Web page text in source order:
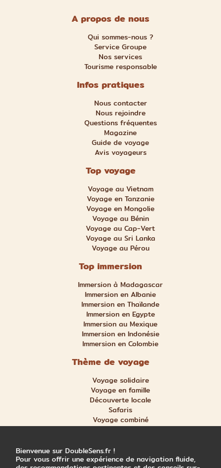
A propos de nous
Qui sommes-nous ?
Service Groupe
Nos services
Tourisme responsable
Infos pratiques
Nous contacter
Nous rejoindre
Questions fréquentes
Magazine
Guide de voyage
Avis voyageurs
Top voyage
Voyage au Vietnam
Voyage en Tanzanie
Voyage en Mongolie
Voyage au Bénin
Voyage au Cap-Vert
Voyage au Sri Lanka
Voyage au Pérou
Top immersion
Immersion à Madagascar
Immersion en Albanie
Immersion en Thaïlande
Immersion en Egypte
Immersion au Mexique
Immersion en Indonésie
Immersion en Colombie
Thème de voyage
Voyage solidaire
Voyage en famille
Découverte locale
Safaris
Voyage combiné
Nature et aventure
Bienvenue sur DoubleSens.fr !
Pour vous offrir une expérience de navigation fluide,